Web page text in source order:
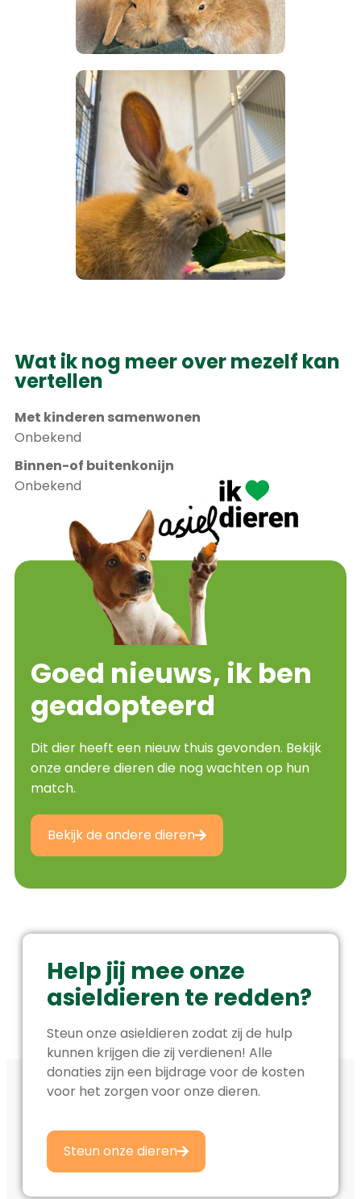
Wat ik nog meer over mezelf kan
vertellen
Met kinderen samenwonen
Onbekend
Binnen-of buitenkonijn
Onbekend
Goed nieuws, ik ben
geadopteerd
Dit dier heeft een nieuw thuis gevonden. Bekijk
onze andere dieren die nog wachten op hun
match.
Bekijk de andere dieren
Help jij mee onze
asieldieren te redden?
Steun onze asieldieren zodat zij de hulp
kunnen krijgen die zij verdienen! Alle
donaties zijn een bijdrage voor de kosten
voor het zorgen voor onze dieren.
Steun onze dieren